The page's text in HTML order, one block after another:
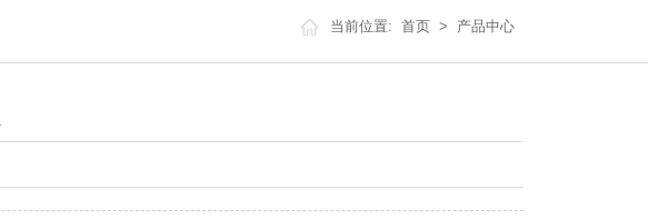
当前位置: 首页 > 产品中心